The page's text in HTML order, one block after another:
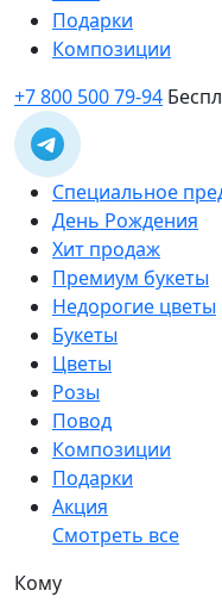
Подарки
Композиции
+7 800 500 79-94
Специальное
День Рождения
Хит продаж
Премиум букеты
Недорогие цветы
Букеты
Цветы
Розы
Повод
Композиции
Подарки
Акция
Смотреть все
Кому